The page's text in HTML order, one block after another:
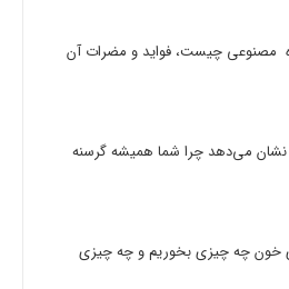
مصنوعی چیست، فواید و مضرات آن
نشان می‌دهد چرا شما همیشه گرسنه
خون چه چیزی بخوریم و چه چیزی